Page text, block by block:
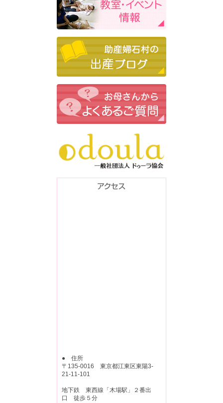
● 住所
〒135-0016 東京都江東区東陽3-
21-11-101
地下鉄 東西線「木場駅」２番出
口 徒歩５分